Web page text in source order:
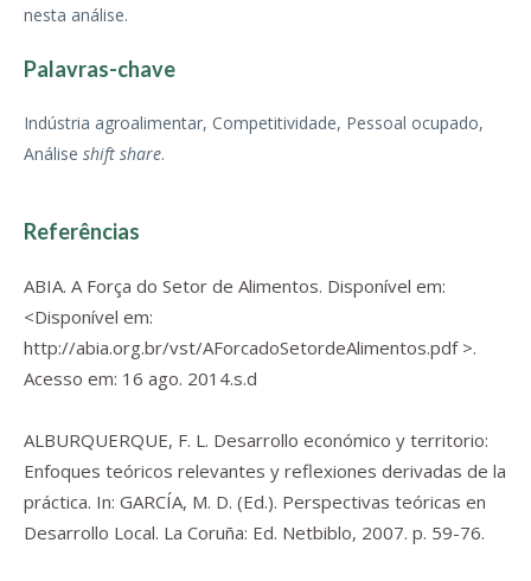
nesta análise.
Palavras-chave
Indústria agroalimentar, Competitividade, Pessoal ocupado,
Análise shift share.
Referências
ABIA. A Força do Setor de Alimentos. Disponível em:
<Disponível em:
http://abia.org.br/vst/AForcadoSetordeAlimentos.pdf >.
Acesso em: 16 ago. 2014.s.d
ALBURQUERQUE, F. L. Desarrollo económico y territorio:
Enfoques teóricos relevantes y reflexiones derivadas de la
práctica. In: GARCÍA, M. D. (Ed.). Perspectivas teóricas en
Desarrollo Local. La Coruña: Ed. Netbiblo, 2007. p. 59-76.